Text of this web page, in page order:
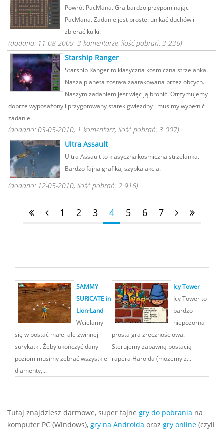
Powrót PacMana. Gra bardzo przypominając
PacMana. Zadanie jest proste: unikać duchów i
zbierać kulki.
(dodano: 11-08-2009, 3 komentarze, ilość pobrań: 3 236)
Starship Ranger
Starship Ranger to klasyczna kosmiczna strzelanka.
Nasza planeta została zaatakowana przez obcych.
Naszym zadaniem jest więc ją bronić. Otrzymujemy
dobrze wyposażony i przygotowany statek gwiezdny i musimy wypełnić
zadanie.
(dodano: 03-05-2010, 1 komentarz, ilość pobrań: 3 007)
Ultra Assault
Ultra Assault to klasyczna kosmiczna strzelanka.
Bardzo fajna grafika, szybka akcja.
(dodano: 12-05-2010, ilość pobrań: 2 916)
1 2 3 4 5 6 7
SAMMY
SURICATE in
Lion-Land
Wcielamy
się w postać małej ale zwinnej
surykatki. Żeby ukończyć dany
poziom musimy zebrać wszystkie
diamenty,...
Icy Tower
Icy Tower to
bardzo
niepozorna i
prosta gra zręcznościowa.
Sterujemy zabawną postacią
rapera Harolda (możemy z...
Tutaj znajdziesz darmowe, super fajne gry do pobrania na
komputer PC (Windows), gry na Androida oraz gry online (czyli